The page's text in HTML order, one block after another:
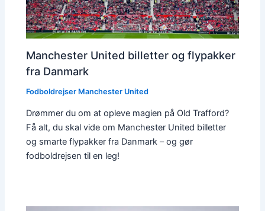
Manchester United billetter og flypakker
fra Danmark
Fodboldrejser Manchester United
Drømmer du om at opleve magien på Old Trafford?
Få alt, du skal vide om Manchester United billetter
og smarte flypakker fra Danmark – og gør
fodboldrejsen til en leg!